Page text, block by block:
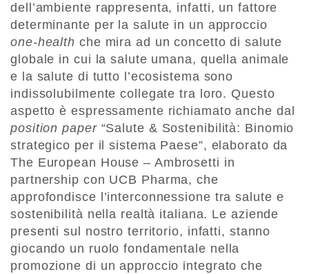
dell’ambiente rappresenta, infatti, un fattore
determinante per la salute in un approccio
one-health che mira ad un concetto di salute
globale in cui la salute umana, quella animale
e la salute di tutto l’ecosistema sono
indissolubilmente collegate tra loro. Questo
aspetto è espressamente richiamato anche dal
position paper“Salute & Sostenibilità: Binomio
strategico per il sistema Paese”, elaborato da
The European House – Ambrosetti in
partnership con UCB Pharma, che
approfondisce l’interconnessione tra salute e
sostenibilità nella realtà italiana. Le aziende
presenti sul nostro territorio, infatti, stanno
giocando un ruolo fondamentale nella
promozione di un approccio integrato che